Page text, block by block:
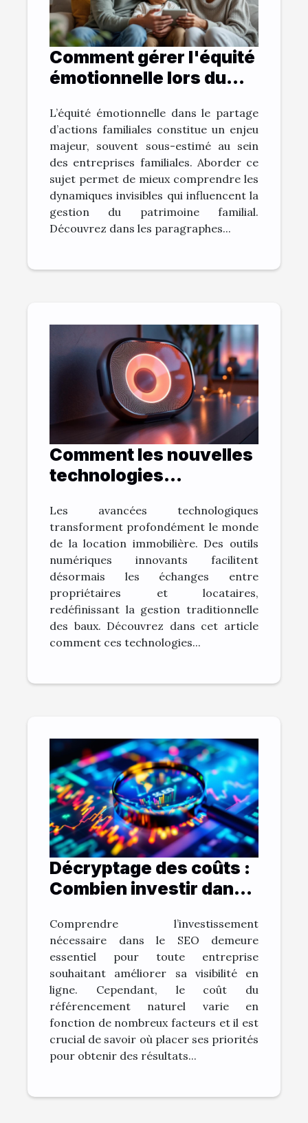
Comment gérer l'équité
émotionnelle lors du
familiales ?
L’équité émotionnelle dans le partage
d’actions familiales constitue un enjeu
majeur, souvent sous-estimé au sein
des entreprises familiales. Aborder ce
sujet permet de mieux comprendre les
dynamiques invisibles qui influencent la
gestion du patrimoine familial.
Découvrez dans les paragraphes...
Comment les nouvelles
technologies
relations locatives ?
Les avancées technologiques
transforment profondément le monde
de la location immobilière. Des outils
numériques innovants facilitent
désormais les échanges entre
propriétaires et locataires,
redéfinissant la gestion traditionnelle
des baux. Découvrez dans cet article
comment ces technologies...
Décryptage des coûts :
Combien investir dans
résultats visibles ?
Comprendre l’investissement
nécessaire dans le SEO demeure
essentiel pour toute entreprise
souhaitant améliorer sa visibilité en
ligne. Cependant, le coût du
référencement naturel varie en
fonction de nombreux facteurs et il est
crucial de savoir où placer ses priorités
pour obtenir des résultats...